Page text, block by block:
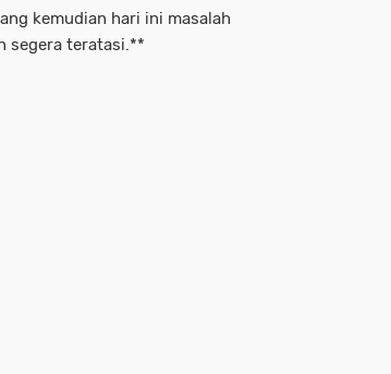
kemudian hari ini masalah
segera teratasi.**